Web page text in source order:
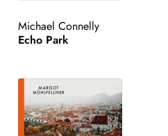
Michael Connelly
Echo Park